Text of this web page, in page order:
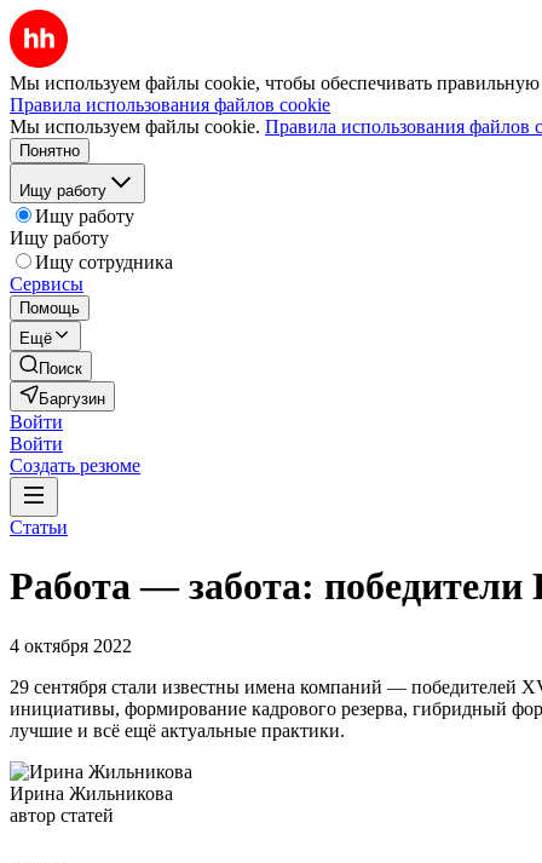
Мы используем файлы cookie, чтобы обеспечивать правильную
Правила использования файлов cookie
Мы используем файлы cookie. Правила использования файлов
Понятно
Ищу работу
Ищу работу
Ищу работу
Ищу сотрудника
Сервисы
Помощь
Ещё
Поиск
Баргузин
Войти
Войти
Создать резюме
Статьи
Работа — забота:
4 октября 2022
29 сентября стали известны имена компаний — победителей
инициативы, формирование кадрового резерва, гибридный
лучшие и всё ещё актуальные практики.
Ирина Жильникова
автор статей